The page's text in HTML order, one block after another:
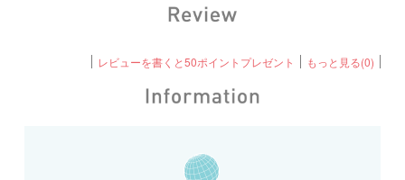
レビューを書くと50ポイントプレゼント もっと見る(0)